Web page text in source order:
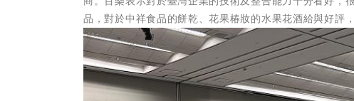
品，對於中祥食品的餅乾、花果椿妝的水果花酒給與好評